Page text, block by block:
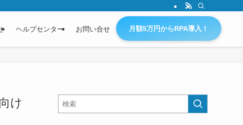
ヘルプセンター お問い合せ 月額5万円からRPA導入！
け